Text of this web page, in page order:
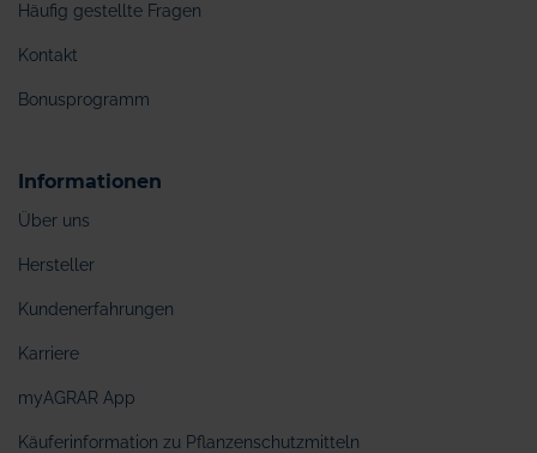
Häufig gestellte Fragen
Kontakt
Bonusprogramm
Informationen
Über uns
Hersteller
Kundenerfahrungen
Karriere
myAGRAR App
Käuferinformation zu Pflanzenschutzmitteln